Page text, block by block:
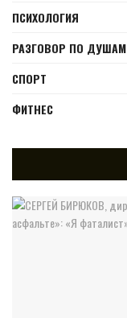
ПСИХОЛОГИЯ
РАЗГОВОР ПО ДУШАМ
СПОРТ
ФИТНЕС